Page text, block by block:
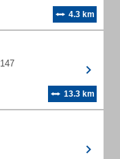
4.3 km
13.3 km